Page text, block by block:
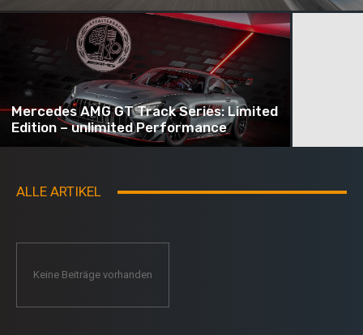
Mercedes AMG GT Track Series: Limited
Edition – unlimited Performance
ALLE ARTIKEL
Keine Beiträge vorhanden